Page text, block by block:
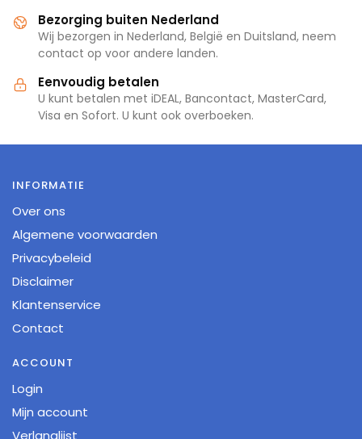
Bezorging buiten Nederland
Wij bezorgen in Nederland, België en Duitsland, neem
contact op voor andere landen.
Eenvoudig betalen
U kunt betalen met iDEAL, Bancontact, MasterCard,
Visa en Sofort. U kunt ook overboeken.
INFORMATIE
Over ons
Algemene voorwaarden
Privacybeleid
Disclaimer
Klantenservice
Contact
ACCOUNT
Login
Mijn account
Verlanglijst